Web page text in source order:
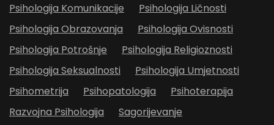
Psihologija Komunikacije
Psihologija Ličnosti
Psihologija Obrazovanja
Psihologija Ovisnosti
Psihologija Potrošnje
Psihologija Religioznosti
Psihologija Seksualnosti
Psihologija Umjetnosti
Psihometrija
Psihopatologija
Psihoterapija
Razvojna Psihologija
Sagorijevanje